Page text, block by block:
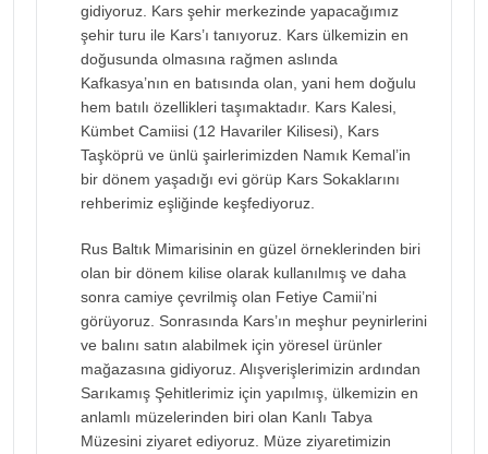
gidiyoruz. Kars şehir merkezinde yapacağımız
şehir turu ile Kars’ı tanıyoruz. Kars ülkemizin en
doğusunda olmasına rağmen aslında
Kafkasya’nın en batısında olan, yani hem doğulu
hem batılı özellikleri taşımaktadır. Kars Kalesi,
Kümbet Camiisi (12 Havariler Kilisesi), Kars
Taşköprü ve ünlü şairlerimizden Namık Kemal’in
bir dönem yaşadığı evi görüp Kars Sokaklarını
rehberimiz eşliğinde keşfediyoruz.
Rus Baltık Mimarisinin en güzel örneklerinden biri
olan bir dönem kilise olarak kullanılmış ve daha
sonra camiye çevrilmiş olan Fetiye Camii’ni
görüyoruz. Sonrasında Kars’ın meşhur peynirlerini
ve balını satın alabilmek için yöresel ürünler
mağazasına gidiyoruz. Alışverişlerimizin ardından
Sarıkamış Şehitlerimiz için yapılmış, ülkemizin en
anlamlı müzelerinden biri olan Kanlı Tabya
Müzesini ziyaret ediyoruz. Müze ziyaretimizin